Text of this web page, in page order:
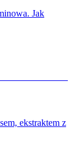
Jak
ekstraktem z